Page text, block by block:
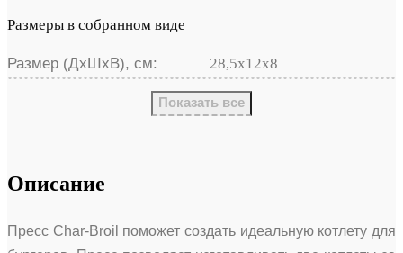
Размеры в собранном виде
Размер (ДхШхВ), см: 28,5х12х8
Показать все
Описание
Пресс Char-Broil поможет создать идеальную котлету для